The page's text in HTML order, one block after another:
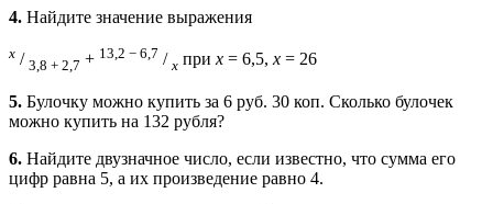
4. Найдите значение выражения
х / 3,8 + 2,7 + 13,2 − 6,7 / х прих = 6,5,х = 26
5. Булочку можно купить за 6 руб. 30 коп. Сколько бу­лочек
можно купить на 132 рубля?
6. Найдите двузначное число, если известно, что сумма его
цифр равна 5, а их произведение равно 4.